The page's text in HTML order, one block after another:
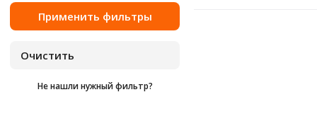
Не нашли нужный фильтр?